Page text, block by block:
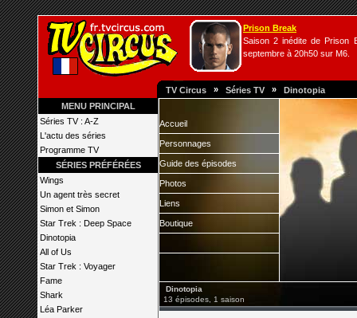
Prison Break
Saison 2 inédite de Prison
septembre à 20h50 sur M6.
TV Circus » Séries TV » Dinotopia
MENU PRINCIPAL
Séries TV : A-Z
L'actu des séries
Programme TV
SÉRIES PRÉFÉRÉES
Wings
Un agent très secret
Simon et Simon
Star Trek : Deep Space
Dinotopia
All of Us
Star Trek : Voyager
Fame
Shark
Léa Parker
Accueil
Personnages
Guide des épisodes
Photos
Liens
Boutique
Dinotopia
13 épisodes, 1 saison